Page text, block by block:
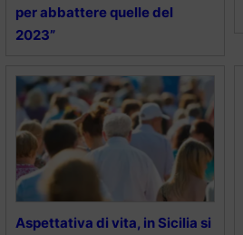
per abbattere quelle del
2023”
Aspettativa di vita, in Sicilia si